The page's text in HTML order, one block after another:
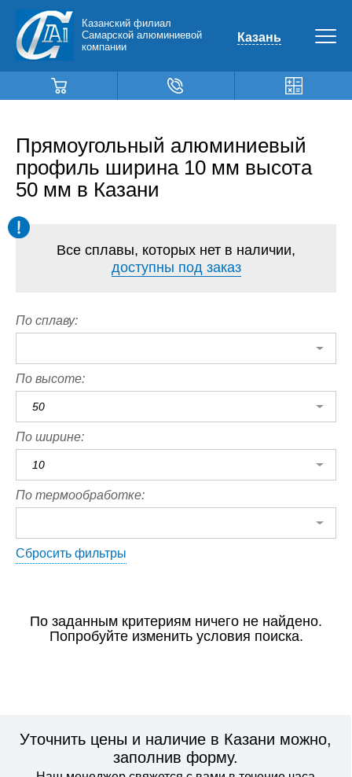
Казанский филиал
Самарской алюминиевой
компании
Казань
Прямоугольный алюминиевый
профиль ширина 10 мм высота
50 мм в Казани
Все сплавы, которых нет в наличии,
доступны под заказ
По сплаву:
По высоте:
50
По ширине:
10
По термообработке:
Сбросить фильтры
По заданным критериям ничего не найдено.
Попробуйте изменить условия поиска.
Уточнить цены и наличие в Казани можно,
заполнив форму.